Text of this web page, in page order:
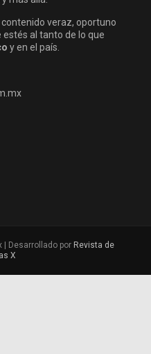
veraz, oportuno
al tanto de lo que
y en el país.
| Desarrollado por Revista de
X